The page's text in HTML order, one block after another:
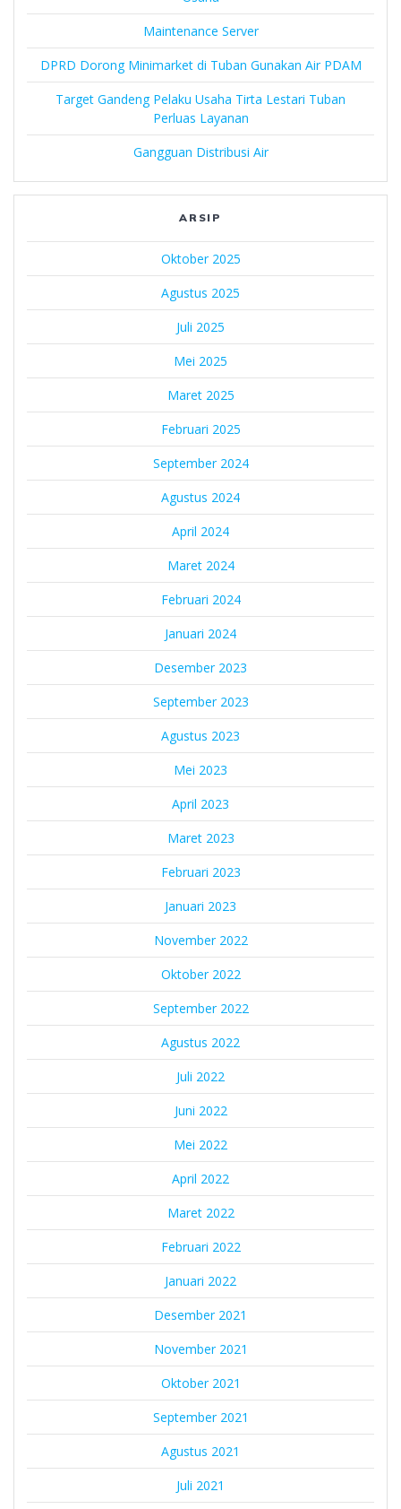
Maintenance Server
DPRD Dorong Minimarket di Tuban Gunakan Air PDAM
Target Gandeng Pelaku Usaha Tirta Lestari Tuban
Perluas Layanan
Gangguan Distribusi Air
ARSIP
Oktober 2025
Agustus 2025
Juli 2025
Mei 2025
Maret 2025
Februari 2025
September 2024
Agustus 2024
April 2024
Maret 2024
Februari 2024
Januari 2024
Desember 2023
September 2023
Agustus 2023
Mei 2023
April 2023
Maret 2023
Februari 2023
Januari 2023
November 2022
Oktober 2022
September 2022
Agustus 2022
Juli 2022
Juni 2022
Mei 2022
April 2022
Maret 2022
Februari 2022
Januari 2022
Desember 2021
November 2021
Oktober 2021
September 2021
Agustus 2021
Juli 2021